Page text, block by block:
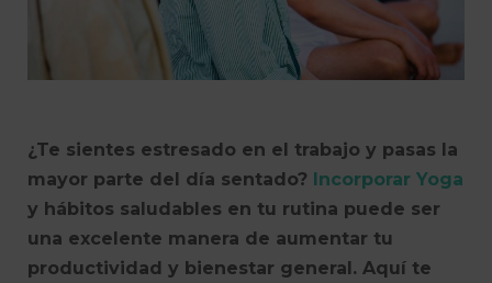
¿Te sientes estresado en el trabajo y pasas la
mayor parte del día sentado? Incorporar Yoga
y hábitos saludables en tu rutina puede ser
una excelente manera de aumentar tu
productividad y bienestar general. Aquí te